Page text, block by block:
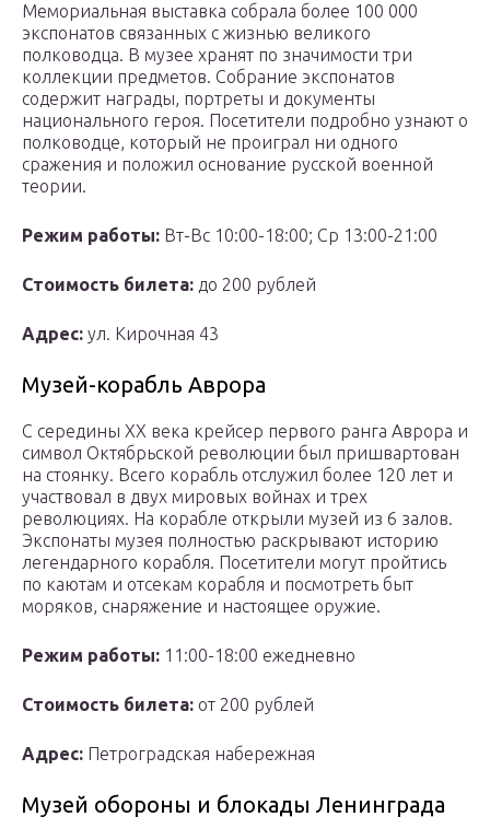
Мемориальная выставка собрала более 100 000
экспонатов связанных с жизнью великого
полководца. В музее хранят по значимости три
коллекции предметов. Собрание экспонатов
содержит награды, портреты и документы
национального героя. Посетители подробно узнают о
полководце, который не проиграл ни одного
сражения и положил основание русской военной
теории.
Режим работы: Вт-Вс 10:00-18:00; Ср 13:00-21:00
Стоимость билета: до 200 рублей
Адрес: ул. Кирочная 43
Музей-корабль Аврора
С середины XX века крейсер первого ранга Аврора и
символ Октябрьской революции был пришвартован
на стоянку. Всего корабль отслужил более 120 лет и
участвовал в двух мировых войнах и трех
революциях. На корабле открыли музей из 6 залов.
Экспонаты музея полностью раскрывают историю
легендарного корабля. Посетители могут пройтись
по каютам и отсекам корабля и посмотреть быт
моряков, снаряжение и настоящее оружие.
Режим работы: 11:00-18:00 ежедневно
Стоимость билета: от 200 рублей
Адрес: Петроградская набережная
Музей обороны и блокады Ленинграда